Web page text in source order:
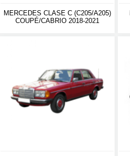
MERCEDES CLASE C (C205/A205)
COUPÉ/CABRIO 2018-2021